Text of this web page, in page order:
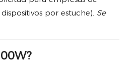
por estuche). Se